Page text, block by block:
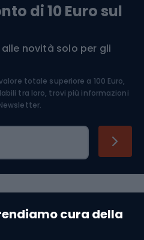
cura della
di 10 Euro sul
novità solo per gli
totale superiore a 100 Euro,
tra loro, trovi più informazioni